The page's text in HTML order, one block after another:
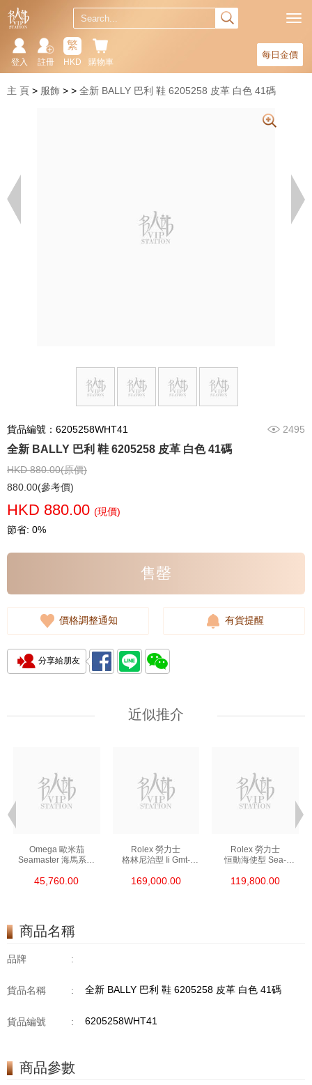
每日金價
購物車
繁
HKD
註冊
登入
主 頁 服飾 全新 BALLY 巴利 鞋 6205258 皮革 白色 41碼
貨品編號：6205258WHT41 2495
全新 BALLY 巴利 鞋 6205258 皮革 白色 41碼
HKD 880.00(原價)
880.00(參考價)
HKD 880.00 (現價)
節省: 0%
售罄
價格調整通知 有貨提醒
分享給朋友
近似推介
Omega 歐米茄
Seamaster 海馬系列
精鋼 Nekton Edition
45,760.00
Rolex 勞力士
格林尼治型 Ii Gmt-
0002 18kt玫瑰金/鋼
169,000.00
Rolex 勞力士
恒動海使型 Sea-
精鋼 單紅
119,800.00
商品名稱
品牌 :
貨品名稱 : 全新 BALLY 巴利 鞋 6205258 皮革 白色 41碼
貨品編號 : 6205258WHT41
商品參數